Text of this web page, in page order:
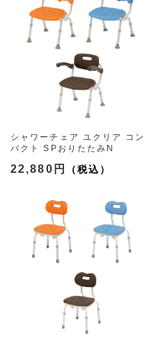
シャワーチェア ユクリア コン
パクト SPおりたたみN
22,880円